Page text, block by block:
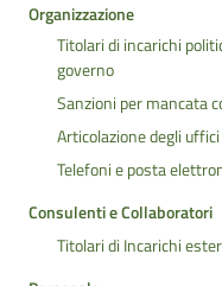
Organizzazione
Titolari di incarichi
governo
Sanzioni per mancata
Articolazione degli uffici
Telefoni e posta
Consulenti e Collaboratori
Titolari di Incarichi